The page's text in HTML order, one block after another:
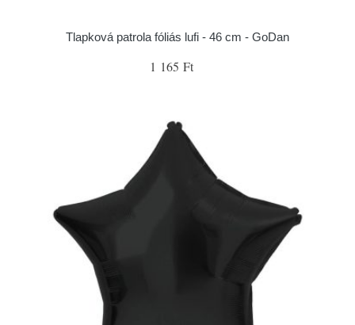
Tlapková patrola fóliás lufi - 46 cm - GoDan
1 165 Ft